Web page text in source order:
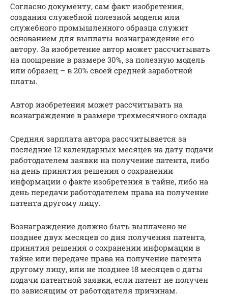
Согласно документу, сам факт изобретения,
создания служебной полезной модели или
служебного промышленного образца служит
основанием для выплаты вознаграждение его
автору. За изобретение автор может рассчитывать
на поощрение в размере 30%, за полезную модель
или образец – в 20% своей средней заработной
платы.
Автор изобретения может рассчитывать на
вознаграждение в размере трехмесячного оклада
Средняя зарплата автора рассчитывается за
последние 12 календарных месяцев на дату подачи
работодателем заявки на получение патента, либо
на день принятия решения о сохранении
информации о факте изобретения в тайне, либо на
день передачи работодателем права на получение
патента другому лицу.
Вознаграждение должно быть выплачено не
позднее двух месяцев со дня получения патента,
принятия решения о сохранении информации в
тайне или передаче права на получение патента
другому лицу, или не позднее 18 месяцев с даты
подачи патентной заявки, если патент не получен
по зависящим от работодателя причинам.